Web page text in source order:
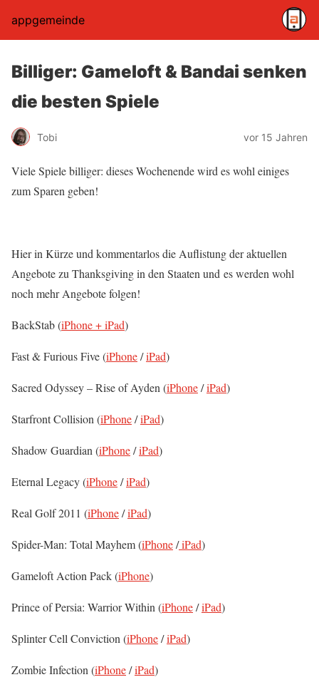
appgemeinde
Billiger: Gameloft & Bandai senken
die besten Spiele
Tobi vor 15 Jahren
Viele Spiele billiger: dieses Wochenende wird es wohl einiges
zum Sparen geben!
Hier in Kürze und kommentarlos die Auflistung der aktuellen
Angebote zu Thanksgiving in den Staaten und es werden wohl
noch mehr Angebote folgen!
BackStab (iPhone + iPad)
Fast & Furious Five (iPhone/iPad)
Sacred Odyssey – Rise of Ayden (iPhone/iPad)
Starfront Collision (iPhone/iPad)
Shadow Guardian (iPhone/iPad)
Eternal Legacy (iPhone/iPad)
Real Golf 2011 (iPhone/iPad)
Spider-Man: Total Mayhem (iPhone/iPad)
Gameloft Action Pack (iPhone)
Prince of Persia: Warrior Within (iPhone/iPad)
Splinter Cell Conviction (iPhone/iPad)
Zombie Infection (iPhone/iPad)